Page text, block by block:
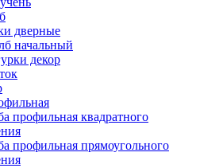
дверные
начальный
декор
профильная квадратного
профильная прямоугольного